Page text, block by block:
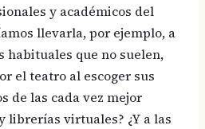
y académicos del
llevarla, por ejemplo, a
habituales que no suelen,
el teatro al escoger sus
de las cada vez mejor
virtuales? ¿Y a las